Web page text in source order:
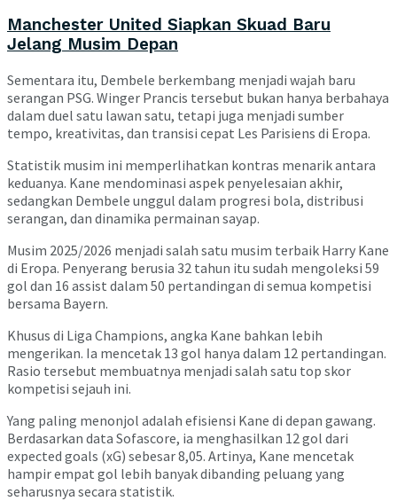
Manchester United Siapkan Skuad Baru
Jelang Musim Depan
Sementara itu, Dembele berkembang menjadi wajah baru
serangan PSG. Winger Prancis tersebut bukan hanya berbahaya
dalam duel satu lawan satu, tetapi juga menjadi sumber
tempo, kreativitas, dan transisi cepat Les Parisiens di Eropa.
Statistik musim ini memperlihatkan kontras menarik antara
keduanya. Kane mendominasi aspek penyelesaian akhir,
sedangkan Dembele unggul dalam progresi bola, distribusi
serangan, dan dinamika permainan sayap.
Musim 2025/2026 menjadi salah satu musim terbaik Harry Kane
di Eropa. Penyerang berusia 32 tahun itu sudah mengoleksi 59
gol dan 16 assist dalam 50 pertandingan di semua kompetisi
bersama Bayern.
Khusus di Liga Champions, angka Kane bahkan lebih
mengerikan. Ia mencetak 13 gol hanya dalam 12 pertandingan.
Rasio tersebut membuatnya menjadi salah satu top skor
kompetisi sejauh ini.
Yang paling menonjol adalah efisiensi Kane di depan gawang.
Berdasarkan data Sofascore, ia menghasilkan 12 gol dari
expected goals (xG) sebesar 8,05. Artinya, Kane mencetak
hampir empat gol lebih banyak dibanding peluang yang
seharusnya secara statistik.